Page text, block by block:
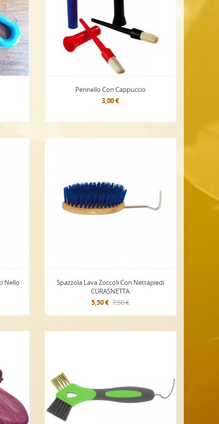
Pennello Con Cappuccio
3,00 €
Nello
Spazzola Lava Zoccoli Con Nettapiedi
CURASNETTA
5,50 € 7,50 €